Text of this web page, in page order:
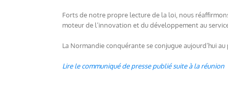
Forts de notre propre lecture de la loi, nous
moteur de l’innovation et du développement au
La Normandie conquérante se conjugue aujourd’hui au
Lire le communiqué de presse publié suite à la réunion